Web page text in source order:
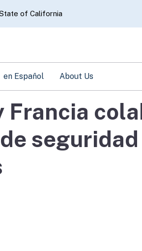
of California
en Español About Us
Francia